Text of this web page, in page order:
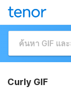
Curly GIF